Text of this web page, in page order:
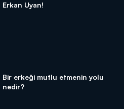
Erkan Uyan!
Bir erkeği mutlu etmenin yolu
nedir?